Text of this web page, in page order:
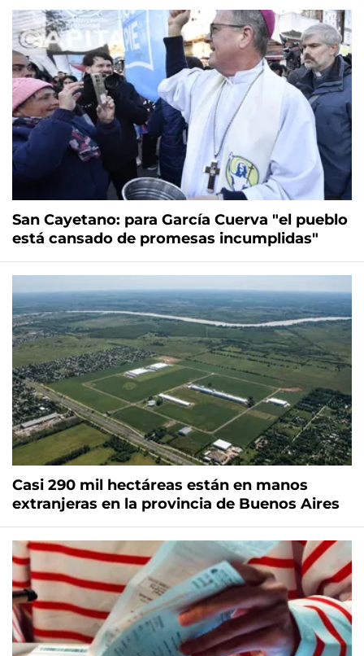
San Cayetano: para García Cuerva "el pueblo
está cansado de promesas incumplidas"
Casi 290 mil hectáreas están en manos
extranjeras en la provincia de Buenos Aires